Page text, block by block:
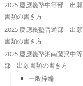
2025 慶應義塾中等部 出願
書類の書き方
2025 慶應義塾普通部 出願
書類の書き方
2025 慶應義塾湘南藤沢中等
部 出願書類の書き方
一般枠編